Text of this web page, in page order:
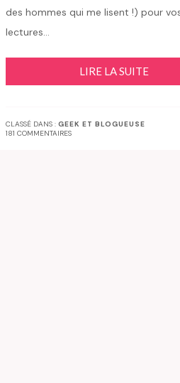
des hommes qui me lisent !) pour
lectures…
LIRE LA SUITE
CLASSÉ DANS :GEEK ET BLOGUEUSE
181 COMMENTAIRES